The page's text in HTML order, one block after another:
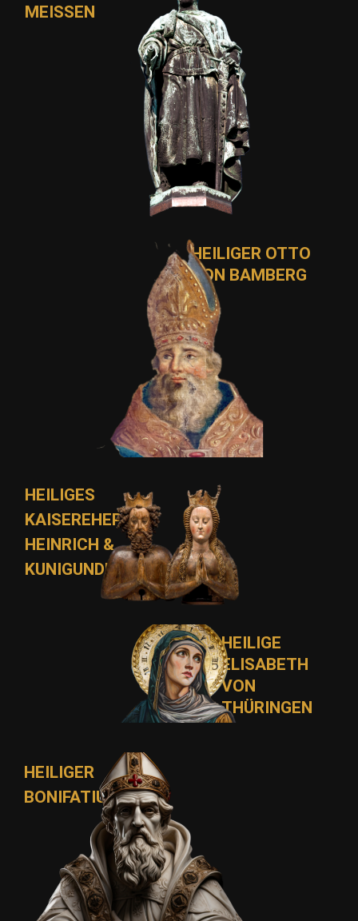
MEISSEN
HEILIGER OTTO
VON BAMBERG
HEILIGES
KAISEREHEPAAR
HEINRICH &
KUNIGUNDE
HEILIGE
ELISABETH
VON
THÜRINGEN
HEILIGER
BONIFATIUS